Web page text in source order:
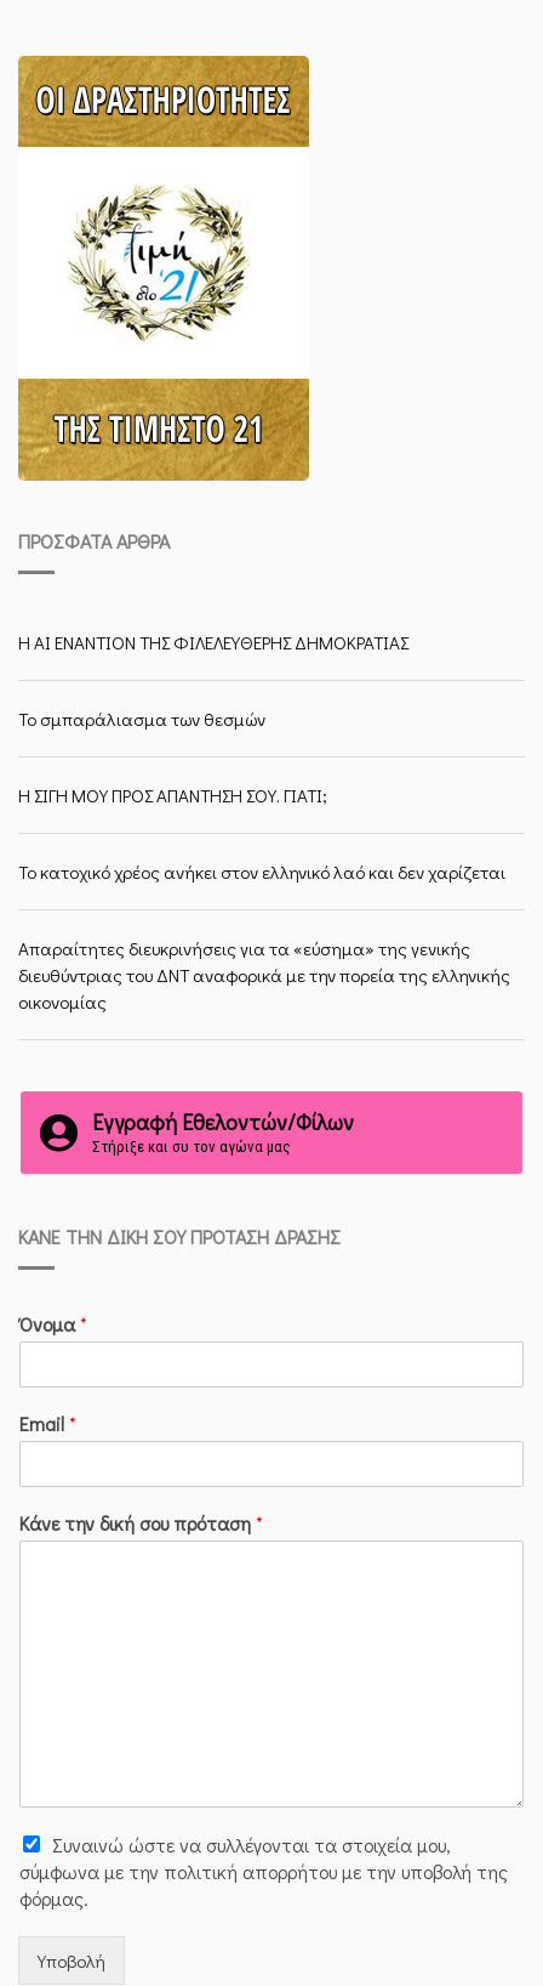
ΠΡΌΣΦΑΤΑ ΆΡΘΡΑ
Η ΑΙ ΕΝΑΝΤΙΟΝ ΤΗΣ ΦΙΛΕΛΕΥΘΕΡΗΣ ΔΗΜΟΚΡΑΤΙΑΣ
Το σμπαράλιασμα των θεσμών
Η ΣΙΓΗ ΜΟΥ ΠΡΟΣ ΑΠΑΝΤΗΣΗ ΣΟΥ. ΓΙΑΤΙ;
Το κατοχικό χρέος ανήκει στον ελληνικό λαό και δεν χαρίζεται
Απαραίτητες διευκρινήσεις για τα «εύσημα» της γενικής
διευθύντριας του ΔΝΤ αναφορικά με την πορεία της ελληνικής
οικονομίας
Εγγραφή Εθελοντών/Φίλων
Στήριξε και συ τον αγώνα μας
ΚΆΝΕ ΤΗΝ ΔΙΚΉ ΣΟΥ ΠΡΌΤΑΣΗ ΔΡΆΣΗΣ
Όνομα*
Email*
Κάνε την δική σου πρόταση*
Συναινώ ώστε να συλλέγoνται τα στοιχεία μου,
σύμφωνα με την πολιτική απορρήτου με την υποβολή της
φόρμας.
Υποβολή